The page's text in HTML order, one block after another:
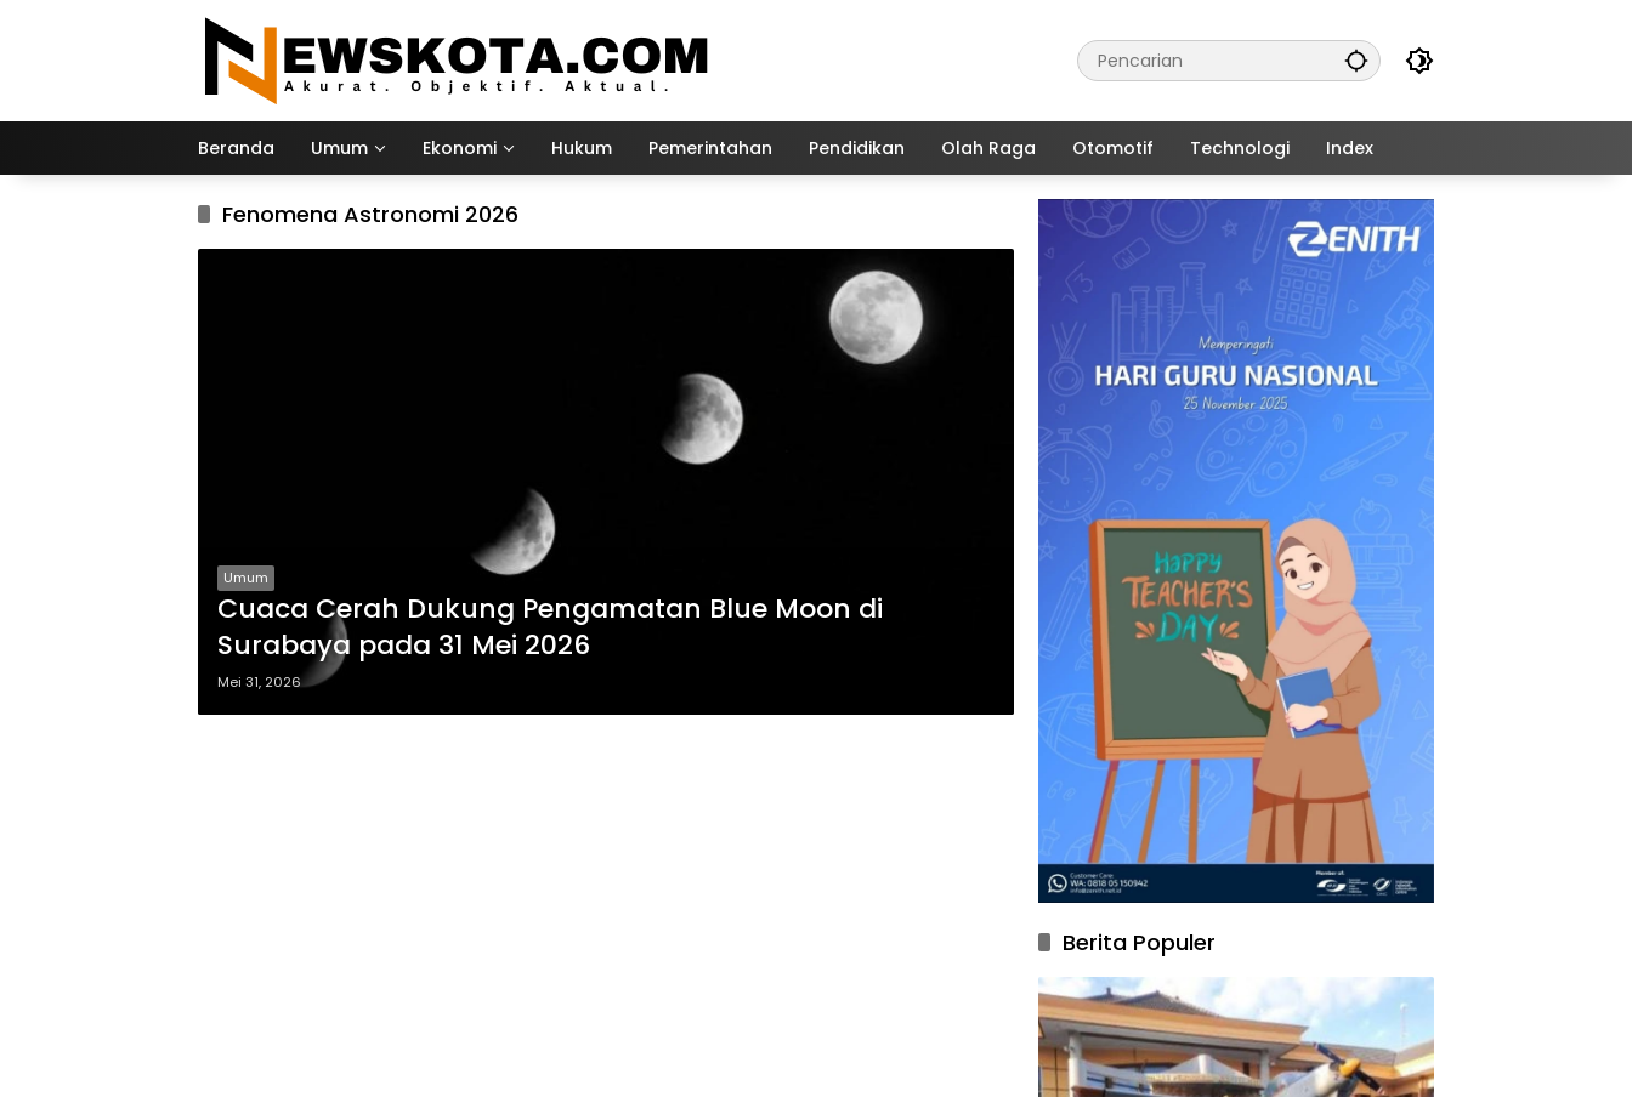
Beranda Umum Ekonomi Hukum Pemerintahan Pendidikan Olah Raga Otomotif Technologi Index
Fenomena Astronomi 2026
Umum
Cuaca Cerah Dukung Pengamatan Blue Moon di
Surabaya pada 31 Mei 2026
Mei 31, 2026
Berita Populer